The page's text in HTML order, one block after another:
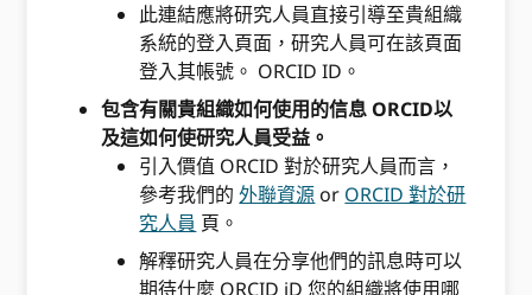
此連結應將研究人員直接引導至貴組織
系統的登入頁面，研究人員可在該頁面
登入其帳號。 ORCID ID。
包含有關貴組織如何使用的信息 ORCID以
及這如何使研究人員受益。
引入價值 ORCID 對於研究人員而言，
參考我們的外聯資源 or ORCID 對於研
究人員 頁。
解釋研究人員在分享他們的訊息時可以
期待什麼 ORCID iD 您的組織將使用哪